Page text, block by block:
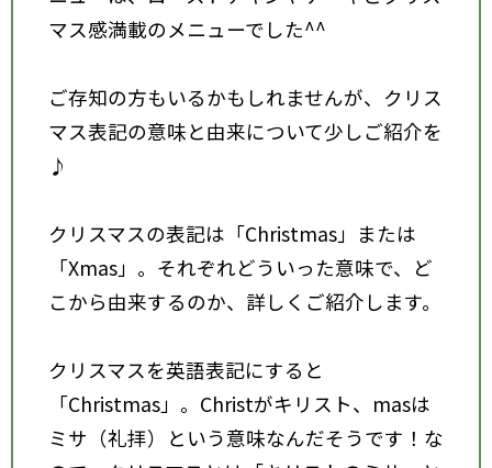
マス感満載のメニューでした^^
ご存知の方もいるかもしれませんが、クリス
マス表記の意味と由来について少しご紹介を
♪
クリスマスの表記は「Christmas」または
「Xmas」。それぞれどういった意味で、ど
こから由来するのか、詳しくご紹介します。
クリスマスを英語表記にすると
「Christmas」。Christがキリスト、masは
ミサ（礼拝）という意味なんだそうです！な